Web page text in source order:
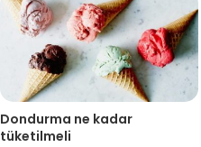
Dondurma ne kadar
tüketilmeli